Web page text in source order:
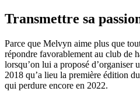
Transmettre sa
Parce que Melvyn aime plus que
répondre favorablement au club de
lorsqu’on lui a proposé d’organiser
2018 qu’a lieu la première édition du
qui perdure encore en 2022.